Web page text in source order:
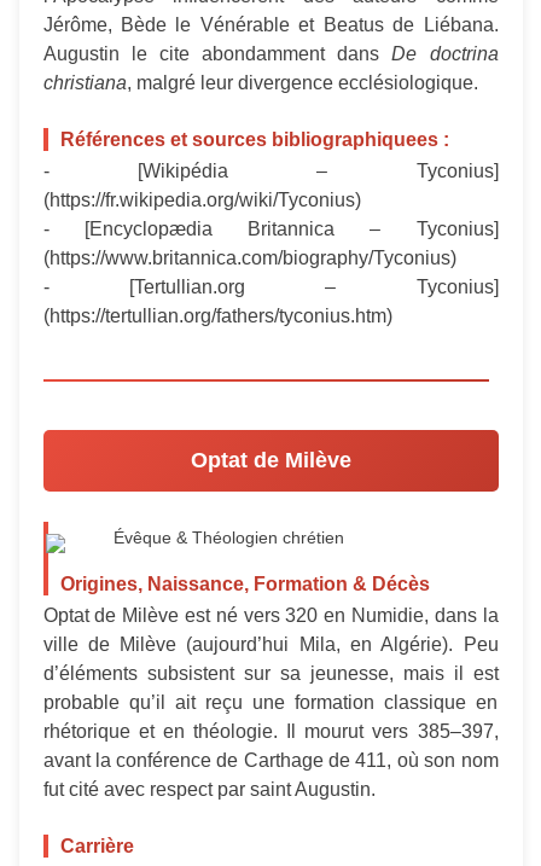
Jérôme, Bède le Vénérable et Beatus de Liébana.
Augustin le cite abondamment dansDe doctrina
christiana, malgré leur divergence ecclésiologique.
Références et sources bibliographiquees :
- [Wikipédia – Tyconius]
(https://fr.wikipedia.org/wiki/Tyconius)
- [Encyclopædia Britannica – Tyconius]
(https://www.britannica.com/biography/Tyconius)
- [Tertullian.org – Tyconius]
(https://tertullian.org/fathers/tyconius.htm)
Optat de Milève
Évêque & Théologien chrétien
Origines, Naissance, Formation & Décès
Optat de Milève est né vers 320 en Numidie, dans la
ville de Milève (aujourd’hui Mila, en Algérie). Peu
d’éléments subsistent sur sa jeunesse, mais il est
probable qu’il ait reçu une formation classique en
rhétorique et en théologie. Il mourut vers 385–397,
avant la conférence de Carthage de 411, où son nom
fut cité avec respect par saint Augustin.
Carrière